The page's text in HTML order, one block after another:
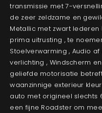
transmissie met 7-
de zeer zeldzame en
Metallic met zwart lederen
prima uitrusting , te
Stoelverwarming , Audio
verlichting , Windscherm
geliefde motorisatie
waanzinnige exterieur
auto met origineel slechts
een fijne Roadster om